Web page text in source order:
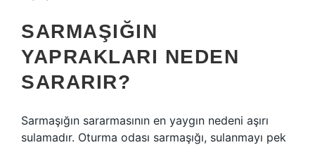
SARMAŞIĞIN
YAPRAKLARI NEDEN
SARARIR?
Sarmaşığın sararmasının en yaygın nedeni aşırı
sulamadır. Oturma odası sarmaşığı, sulanmayı pek